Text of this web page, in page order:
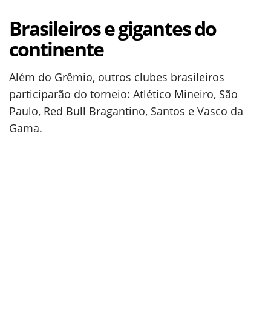
Brasileiros e gigantes do
continente
Além do Grêmio, outros clubes brasileiros
participarão do torneio: Atlético Mineiro, São
Paulo, Red Bull Bragantino, Santos e Vasco da
Gama.